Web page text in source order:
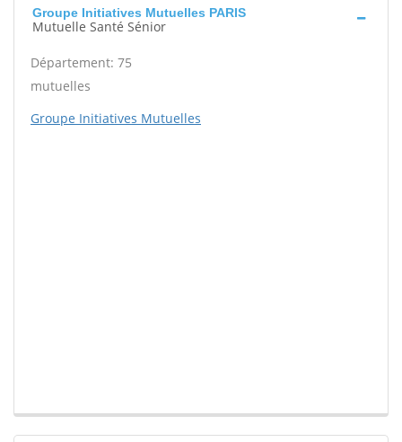
Groupe Initiatives Mutuelles PARIS
Mutuelle Santé Sénior
Département: 75
mutuelles
Groupe Initiatives Mutuelles